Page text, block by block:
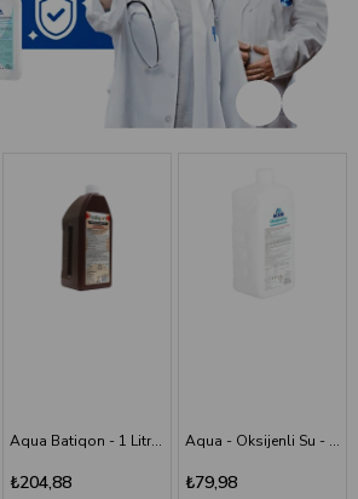
Aqua - Oksijenli Su - 1 lt
₺79,98
Aqua - Scrub (Poviodine) - %7,5 - 1 Litre
₺194,11